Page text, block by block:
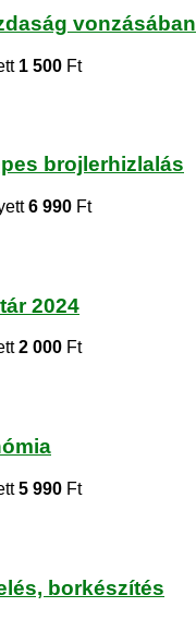
vonzásában
1 500 Ft
brojlerhizlalás
6 990 Ft
2024
2 000 Ft
5 990 Ft
borkészítés